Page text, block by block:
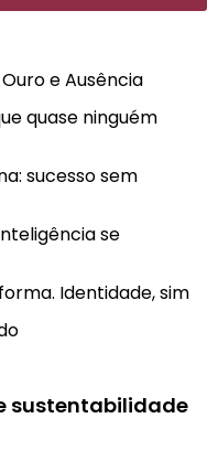
e Ausência
quase ninguém
sucesso sem
se
Identidade, sim
sustentabilidade